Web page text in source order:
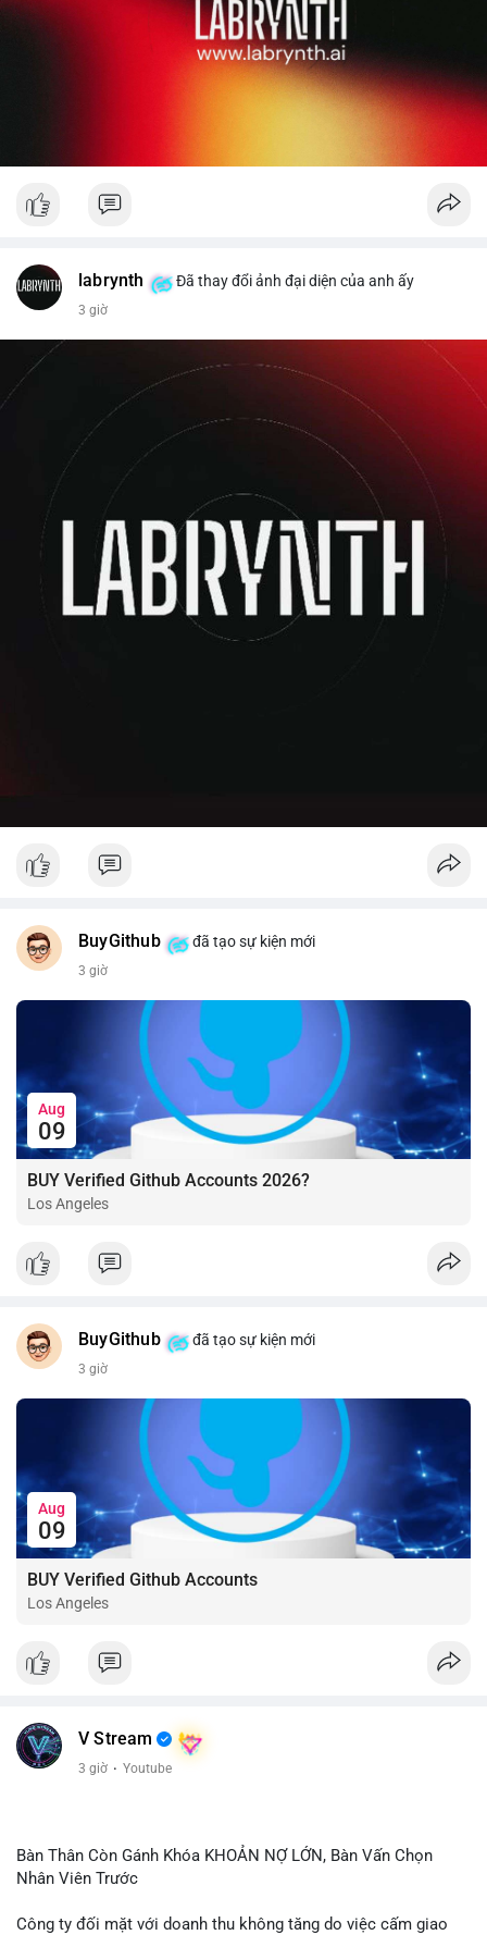
labrynth Đã thay đổi ảnh đại diện của anh ấy
3 giờ
BuyGithub đã tạo sự kiện mới
3 giờ
Aug
09
BUY Verified Github Accounts 2026?
Los Angeles
BuyGithub đã tạo sự kiện mới
3 giờ
Aug
09
BUY Verified Github Accounts
Los Angeles
V Stream
3 giờ · Youtube
Bàn Thân Còn Gánh Khóa KHOẢN NỢ LỚN, Bàn Vấn Chọn
Nhân Viên Trước
Công ty đối mặt với doanh thu không tăng do việc cấm giao